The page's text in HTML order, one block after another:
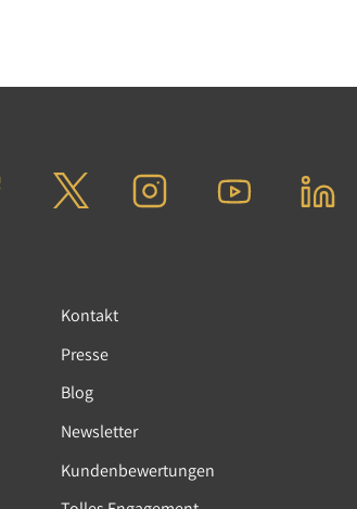
Kontakt
Presse
Blog
Newsletter
Kundenbewertungen